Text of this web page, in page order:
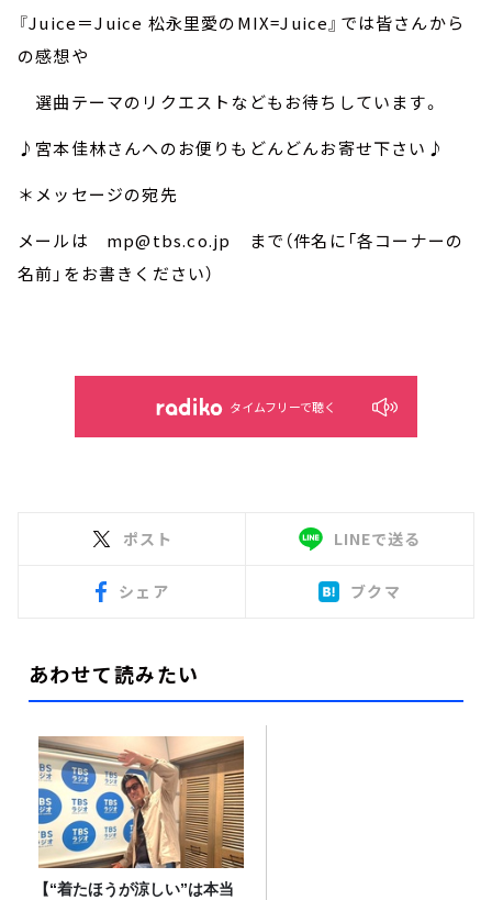
『Juice＝Juice 松永里愛のMIX=Juice』では皆さんから
の感想や
選曲テーマのリクエストなどもお待ちしています。
♪宮本佳林さんへのお便りもどんどんお寄せ下さい♪
＊メッセージの宛先
メールは mp@tbs.co.jp まで（件名に「各コーナーの
名前」をお書きください）
タイムフリーで聴く
ポスト LINEで送る
シェア ブクマ
あわせて読みたい
【“着たほうが涼しい”は本当